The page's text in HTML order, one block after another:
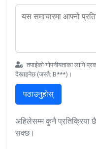
तपाईंको गोपनीयताका लागि
देखाइनेछ (जस्तै: B***)।
पठाउनुहोस्
अहिलेसम्म कुनै प्रतिक्रिया
सक्छ।